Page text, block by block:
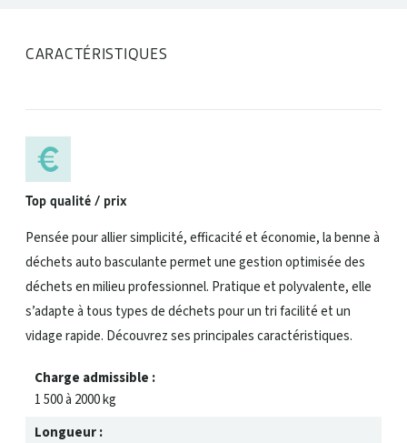
CARACTÉRISTIQUES
Top qualité / prix
Pensée pour allier simplicité, efficacité et économie, la benne à
déchets auto basculante permet une gestion optimisée des
déchets en milieu professionnel. Pratique et polyvalente, elle
s’adapte à tous types de déchets pour un tri facilité et un
vidage rapide. Découvrez ses principales caractéristiques.
Charge admissible :
1 500 à 2000 kg
Longueur :